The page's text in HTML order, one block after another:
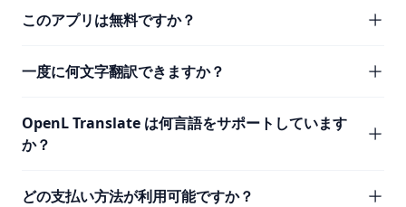
このアプリは無料ですか？
一度に何文字翻訳できますか？
OpenL Translate は何言語をサポートしています
か？
どの支払い方法が利用可能ですか？